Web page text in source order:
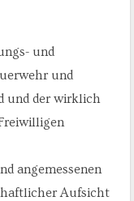
und
und
und der wirklich
angemessenen
Aufsicht